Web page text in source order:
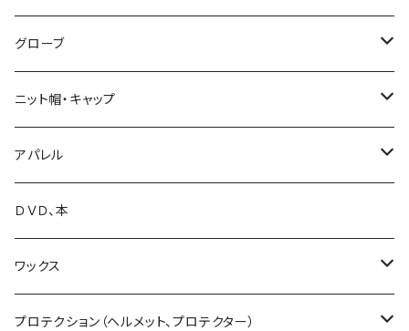
24-25 YONEX
BC STREAM
23-24 BC STREAM
24-25 BC STREAM
UNIT
23-24 UNIT
24-25 UNIT
GENTEMSTICK
18-19 GENTEMSTICK
19-20 GENTEMSTICK
FIELDEARTH
CAPITA
MOSS snowboards
23-24 K2 TT Snowsurfer Boots
24-25 K2 TT Snowsufer Boots
24-25 UNION
25-26 UNION
FLUX
24-25 FLUX
25-26 FLUX
SP BINDING
NOW BINDINGS
SPARK R&D
Karakoram
SALOMON
GREEN CLOTHING
DAKAINE
P.RHYTHM
TETON BROS.
OAKLEY
DRAGON
DICE
BANK
GOODMAN
SWANS
SMITH GOGGLE
グローブ
EB'S
VOLCOM
DAKINE
HESTRA
ニット帽・キャップ
LADE Beanie
ファイントラック
GENTEMSTICK
アパレル
VOLCOM
GREEN CLOTHING
LADE Clothing
ＤＶＤ、本
ワックス
GALLIUM WAX
プロテクション（ヘルメット、プロテクター）